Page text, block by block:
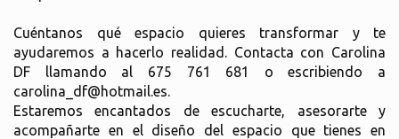
Cuéntanos qué espacio quieres transformar y te
ayudaremos a hacerlo realidad. Contacta con Carolina
DF llamando al 675 761 681 o escribiendo a
carolina_df@hotmail.es.
Estaremos encantados de escucharte, asesorarte y
acompañarte en el diseño del espacio que tienes en